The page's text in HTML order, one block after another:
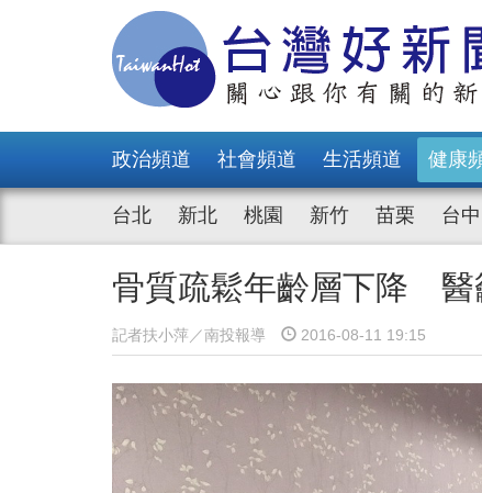
政治頻道 社會頻道 生活頻道 健康
台北 新北 桃園 新竹 苗栗 台中
骨質疏鬆年齡層下降 醫
記者扶小萍／南投報導 2016-08-11 19:15